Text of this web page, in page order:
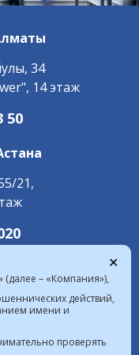
34
14 этаж
50
21,
|  $ 467.48 KZT
✕
– «Компания»),
действий,
имени и
проверять